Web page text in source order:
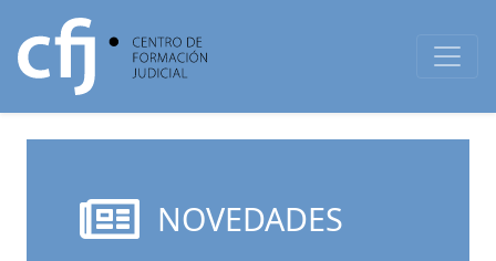
NOVEDADES